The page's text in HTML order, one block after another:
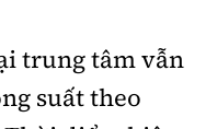
trung tâm vẫn
suất theo